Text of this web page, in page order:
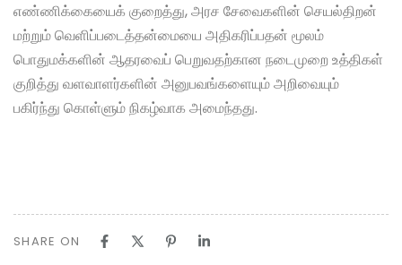
எண்ணிக்கையைக் குறைத்து, அரச சேவைகளின் செயல்திறன்
மற்றும் வெளிப்படைத்தன்மையை அதிகரிப்பதன் மூலம்
பொதுமக்களின் ஆதரவைப் பெறுவதற்கான நடைமுறை உத்திகள்
குறித்து வளவாளர்களின் அனுபவங்களையும் அறிவையும்
பகிர்ந்து கொள்ளும் நிகழ்வாக அமைந்தது.
SHARE ON